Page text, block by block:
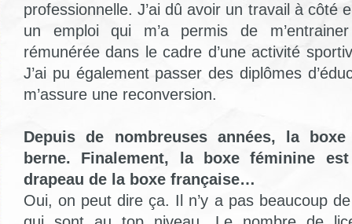
professionnelle. J’ai dû avoir un travail à côté
un emploi qui m’a permis de
rémunérée dans le cadre d’une activité
J’ai pu également passer des diplômes
m’assure une reconversion.
Depuis de nombreuses années, la
berne. Finalement, la boxe féminine
drapeau de la boxe française…
Oui, on peut dire ça. Il n’y a pas beaucoup